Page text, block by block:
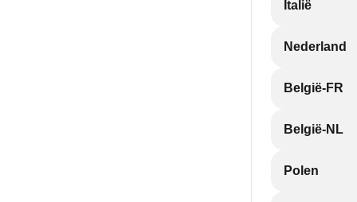
Italië
Nederland
België-FR
België-NL
Polen